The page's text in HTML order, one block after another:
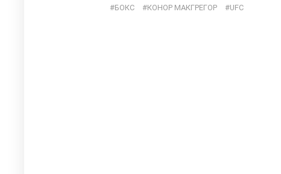
БОКС КОНОР МАКГРЕГОР UFC